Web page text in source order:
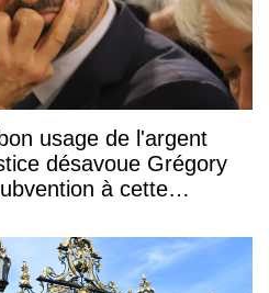
usage de l'argent
désavoue Grégory
à cette